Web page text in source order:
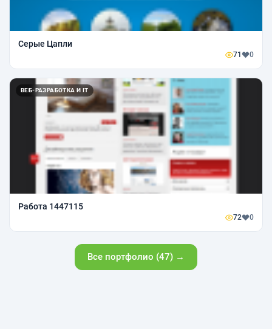
Серые Цапли
71 0
ВЕБ-РАЗРАБОТКА И IT
Работа 1447115
72 0
Все портфолио (47) →